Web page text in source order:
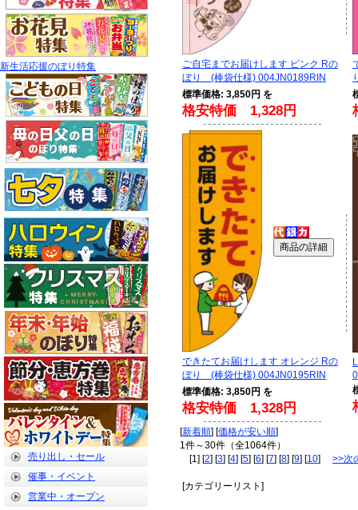
新生活応援のぼり特集
売り出し・セール
催事・イベント
営業中・オープン
ご自宅までお届けします ピンク Rの
ぼり (棒袋仕様) 004JN0189RIN
標準価格: 3,850円 を
格安特価 1,328円
できたてお届けします オレンジ Rの
ぼり (棒袋仕様) 004JN0195RIN
標準価格: 3,850円 を
格安特価 1,328円
[新着順] [価格が安い順]
1件～30件（全1064件）
[1] [2] [3] [4] [5] [6] [7] [8] [9] [10] >>次
[カテゴリーリスト]